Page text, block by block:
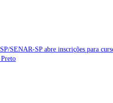
SENAR-SP abre inscrições para